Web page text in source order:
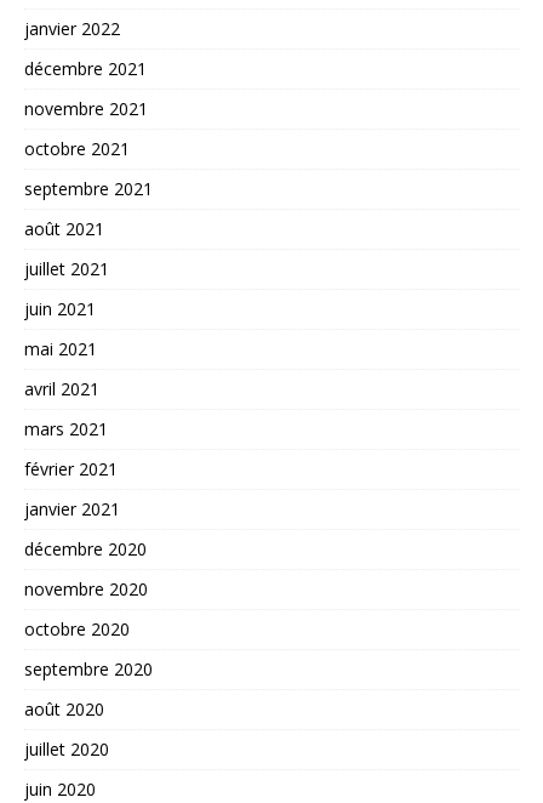
janvier 2022
décembre 2021
novembre 2021
octobre 2021
septembre 2021
août 2021
juillet 2021
juin 2021
mai 2021
avril 2021
mars 2021
février 2021
janvier 2021
décembre 2020
novembre 2020
octobre 2020
septembre 2020
août 2020
juillet 2020
juin 2020